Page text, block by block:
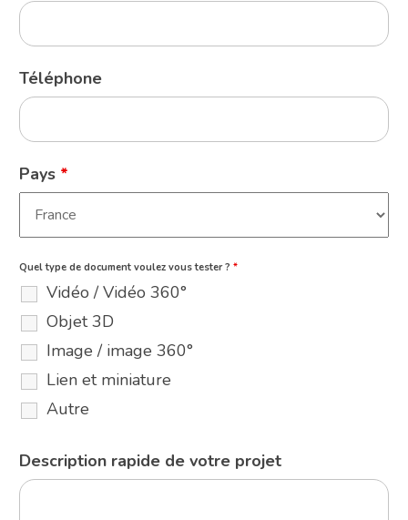
Téléphone
Pays *
Quel type de document voulez vous tester ?*
Vidéo / Vidéo 360°
Objet 3D
Image / image 360°
Lien et miniature
Autre
Description rapide de votre projet